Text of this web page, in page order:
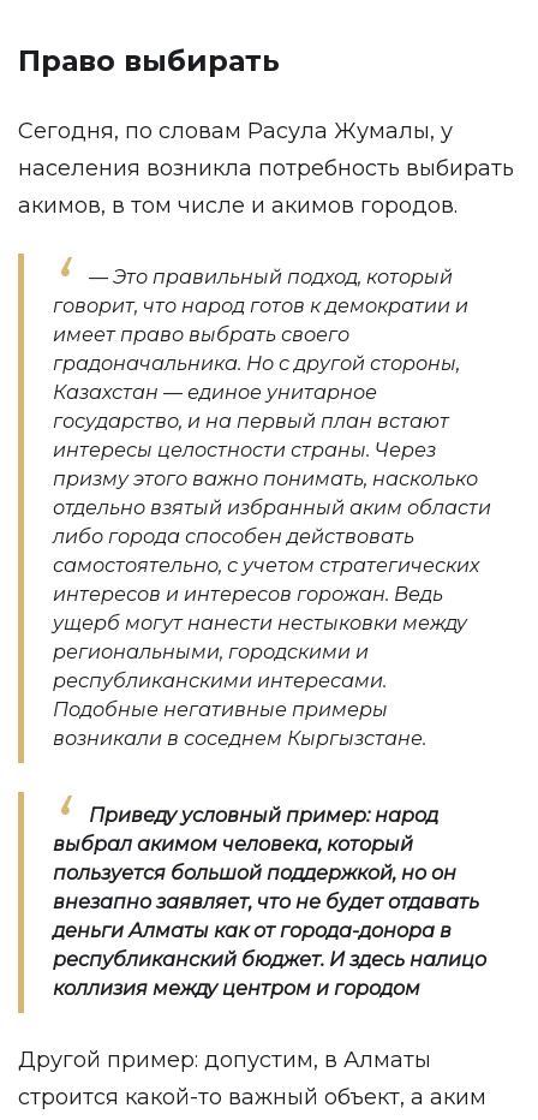
Право выбирать
Сегодня, по словам Расула Жумалы, у
населения возникла потребность выбирать
акимов, в том числе и акимов городов.
— Это правильный подход, который
говорит, что народ готов к демократии и
имеет право выбрать своего
градоначальника. Но с другой стороны,
Казахстан — единое унитарное
государство, и на первый план встают
интересы целостности страны. Через
призму этого важно понимать, насколько
отдельно взятый избранный аким области
либо города способен действовать
самостоятельно, с учетом стратегических
интересов и интересов горожан. Ведь
ущерб могут нанести нестыковки между
региональными, городскими и
республиканскими интересами.
Подобные негативные примеры
возникали в соседнем Кыргызстане.
Приведу условный пример: народ
выбрал акимом человека, который
пользуется большой поддержкой, но он
внезапно заявляет, что не будет отдавать
деньги Алматы как от города-донора в
республиканский бюджет. И здесь налицо
коллизия между центром и городом
Другой пример: допустим, в Алматы
строится какой-то важный объект, а аким